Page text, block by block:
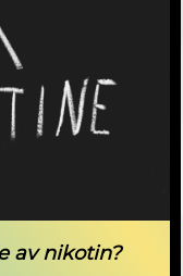
av nikotin?